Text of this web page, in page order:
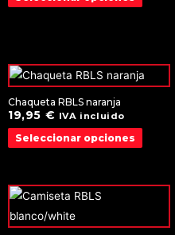
Chaqueta RBLS naranja
19,95 € IVA incluido
Seleccionar opciones